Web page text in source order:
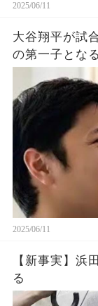
2025/06/11
大谷翔平が試
の第一子とな
題に！山本由
2025/06/11
【新事実】浜
る